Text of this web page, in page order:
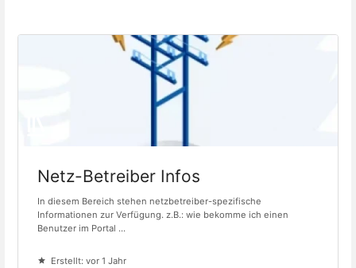
Netz-Betreiber Infos
In diesem Bereich stehen netzbetreiber-spezifische
Informationen zur Verfügung. z.B.: wie bekomme ich einen
Benutzer im Portal ...
Erstellt: vor 1 Jahr